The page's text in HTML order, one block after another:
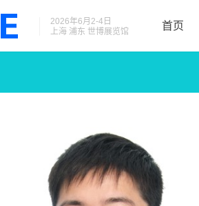
2026年6月2-4日
上海 浦东 世博展览馆
首页